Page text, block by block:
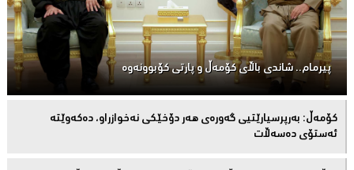
پیرمام.. شاندی باڵای كۆمه‌ڵ و پارتی كۆبوونه‌وه‌
كۆمەڵ: بەرپرسیارێتیی گەورەی هەر دۆخێکی نەخوازراو، دەكەوێتە
ئەستۆی دەسەڵات